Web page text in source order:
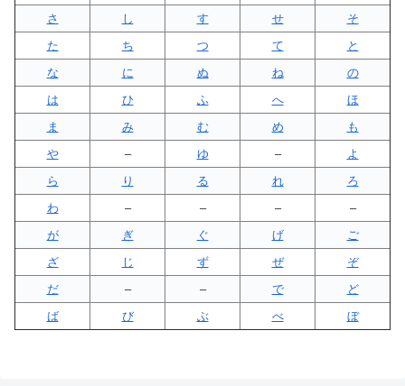
さ
し す せ
そ
た
ち つ て
と
な
に ぬ ね
の
は
ひ ふ へ
ほ
ま
み む め
も
や
– ゆ –
よ
ら
り る れ
ろ
わ
– – –
–
が
ぎ ぐ げ
ご
ざ
じ ず ぜ
ぞ
だ
– – で
ど
ば
び ぶ べ ぼ